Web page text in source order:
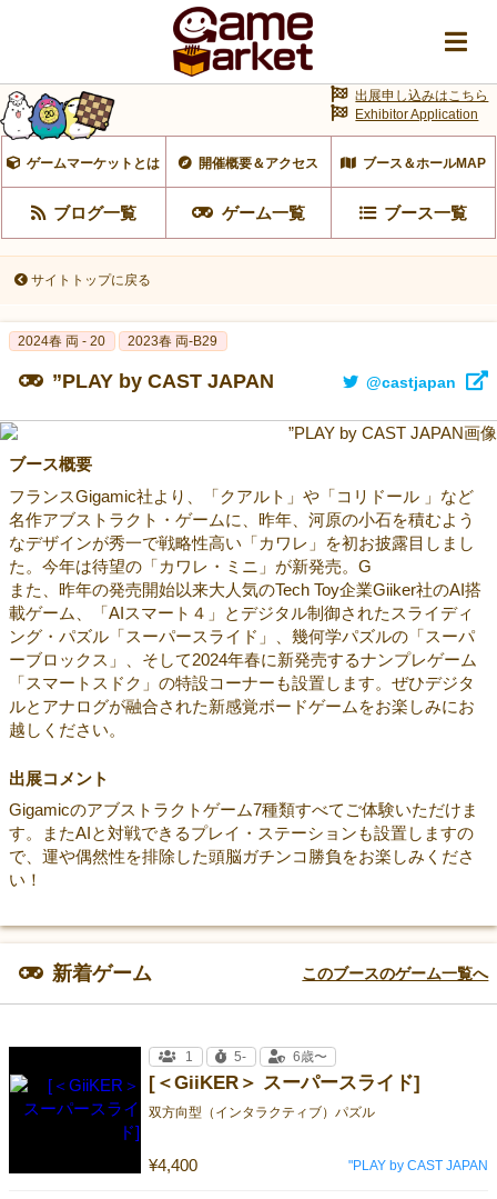
ゲームマーケットとは 開催概要＆アクセス ブース＆ホールMAP
ブログ一覧 ゲーム一覧 ブース一覧
出展申し込みはこちら
Exhibitor Application
サイトトップに戻る
2024春 両 - 20 2023春 両‐B29
”PLAY by CAST JAPAN @castjapan
ブース概要
フランスGigamic社より、「クアルト」や「コリドール 」など
名作アブストラクト・ゲームに、昨年、河原の小石を積むよう
なデザインが秀一で戦略性高い「カワレ」を初お披露目しまし
た。今年は待望の「カワレ・ミニ」が新発売。G
また、昨年の発売開始以来大人気のTech Toy企業Giiker社のAI搭
載ゲーム、「AIスマート４」とデジタル制御されたスライディ
ング・パズル「スーパースライド」、幾何学パズルの「スーパ
ーブロックス」、そして2024年春に新発売するナンプレゲーム
「スマートスドク」の特設コーナーも設置します。ぜひデジタ
ルとアナログが融合された新感覚ボードゲームをお楽しみにお
越しください。
出展コメント
Gigamicのアブストラクトゲーム7種類すべてご体験いただけま
す。またAIと対戦できるプレイ・ステーションも設置しますの
で、運や偶然性を排除した頭脳ガチンコ勝負をお楽しみくださ
い！
新着ゲーム このブースのゲーム一覧へ
[＜GiiKER＞ スーパースライド]
双方向型（インタラクティブ）パズル
¥4,400
1 5- 6歳〜
"PLAY by CAST JAPAN